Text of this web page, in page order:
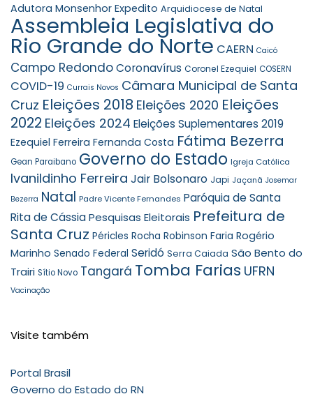
Adutora Monsenhor Expedito Arquidiocese de Natal
Assembleia Legislativa do
Rio Grande do Norte CAERN Caicó
Campo RedondoCoronavírus Coronel Ezequiel COSERN
COVID-19 Currais Novos Câmara Municipal de Santa
Cruz Eleições 2018 Eleições 2020 Eleições
2022 Eleições 2024 Eleições Suplementares 2019
Ezequiel Ferreira Fernanda Costa Fátima Bezerra
Gean Paraibano Governo do Estado Igreja Católica
Ivanildinho Ferreira Jair Bolsonaro Japi Jaçanã Josemar
Bezerra Natal Padre Vicente Fernandes Paróquia de Santa
Rita de CássiaPesquisas Eleitorais Prefeitura de
Santa Cruz Péricles Rocha Robinson Faria Rogério
Marinho Senado Federal Seridó Serra Caiada São Bento do
Trairi Sítio Novo Tangará Tomba Farias UFRN
Vacinação
Visite também
Portal Brasil
Governo do Estado do RN